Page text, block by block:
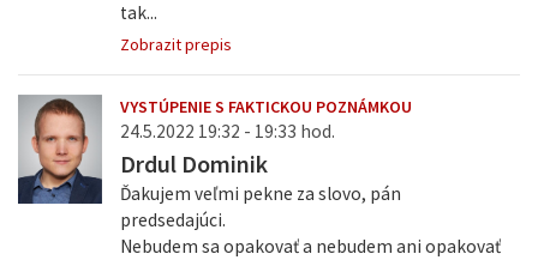
tak...
Zobrazit prepis
VYSTÚPENIE S FAKTICKOU POZNÁMKOU
24.5.2022 19:32 - 19:33 hod.
Drdul Dominik
Ďakujem veľmi pekne za slovo, pán
predsedajúci.
Nebudem sa opakovať a nebudem ani opakovať